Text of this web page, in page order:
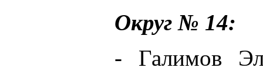
Округ № 14:
- Галимов